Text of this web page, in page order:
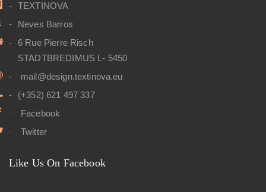
TEXTINOVA
Neves Barros
6 Rue Pierre Risch
STADTBREDIMUS L- 5450
mail@design.textinova.eu
(+352) 621 497 337
Facebook
Twitter
Like Us On Facebook